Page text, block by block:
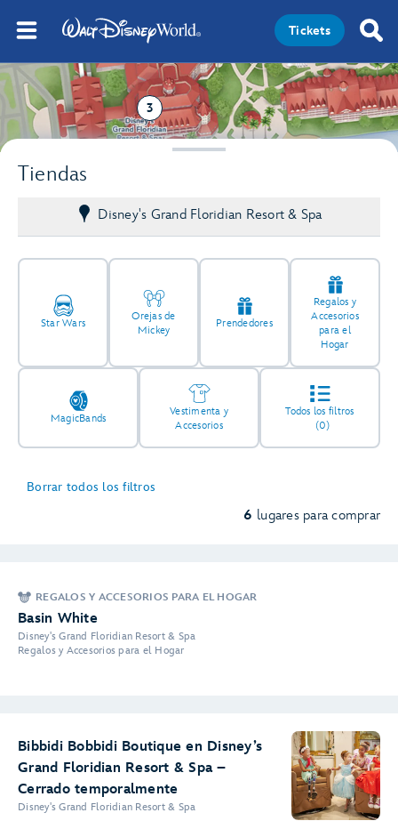
Tickets
Tiendas
Disney's Grand Floridian Resort & Spa
Star Wars
Orejas de
Mickey
Prendedores
Regalos y
Accesorios
para el
Hogar
MagicBands
Vestimenta y
Accesorios
Todos los filtros
(0)
Borrar todos los filtros
6 lugares para comprar
REGALOS Y ACCESORIOS PARA EL HOGAR
Basin White
Disney's Grand Floridian Resort & Spa
Regalos y Accesorios para el Hogar
Bibbidi Bobbidi Boutique en Disney’s
Grand Floridian Resort & Spa –
Cerrado temporalmente
Disney's Grand Floridian Resort & Spa
3